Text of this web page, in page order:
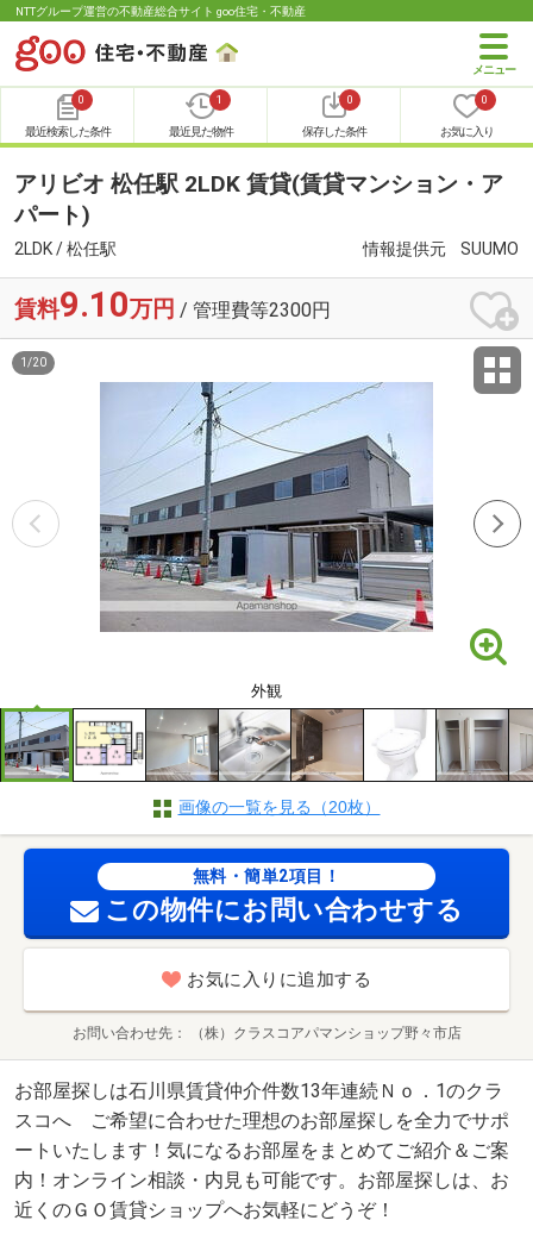
NTTグループ運営の不動産総合サイト goo住宅・不動産
0
最近検索した条件
1
最近見た物件
0
保存した条件
0
お気に入り
アリビオ 松任駅 2LDK 賃貸(賃貸マンション・ア
パート)
2LDK / 松任駅 情報提供元 SUUMO
賃料9.10万円 / 管理費等2300円
外観
1 /20
画像の一覧を見る（20枚）
無料・簡単2項目！
この物件にお問い合わせする
お気に入りに追加する
お問い合わせ先 （株）クラスコアパマンショップ野々市店
お部屋探しは石川県賃貸仲介件数13年連続Ｎｏ．1のクラ
スコへ ご希望に合わせた理想のお部屋探しを全力でサポ
ートいたします！気になるお部屋をまとめてご紹介＆ご案
内！オンライン相談・内見も可能です。お部屋探しは、お
近くのＧＯ賃貸ショップへお気軽にどうぞ！